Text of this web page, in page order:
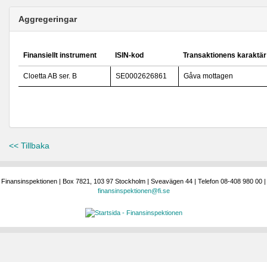
Aggregeringar
Finansiellt instrument ISIN-kod Transaktionens karaktär
Cloetta AB ser. B SE0002626861 Gåva mottagen
<< Tillbaka
Finansinspektionen | Box 7821, 103 97 Stockholm | Sveavägen 44 | Telefon 08-408 980 00 |
finansinspektionen@fi.se